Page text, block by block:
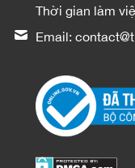
Thời gian làm
Email: